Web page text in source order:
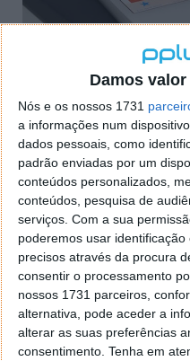
Damos
Nós e os nossos 1731
a informações num
dados pessoais, como
padrão enviadas por um
conteúdos personalizados,
conteúdos, pesquisa de
serviços. Com a sua
poderemos usar
precisos através da procura
consentir o processamento
nossos 1731 parceiros,
alternativa, pode aceder a
alterar as suas preferências
consentimento. Tenha em
O melhor da
31 DEZ 2015 ·GADGETS
A par com a típica
continuamente a cada
computadores,
outras áreas tiveram
passou.